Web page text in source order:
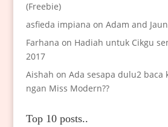
(Freebie)
asfieda impiana on Adam and
Farhana on Hadiah untuk Cikgu
2017
Aishah on Ada sesapa dulu2 baca
ngan Miss Modern??
Top 10 posts..